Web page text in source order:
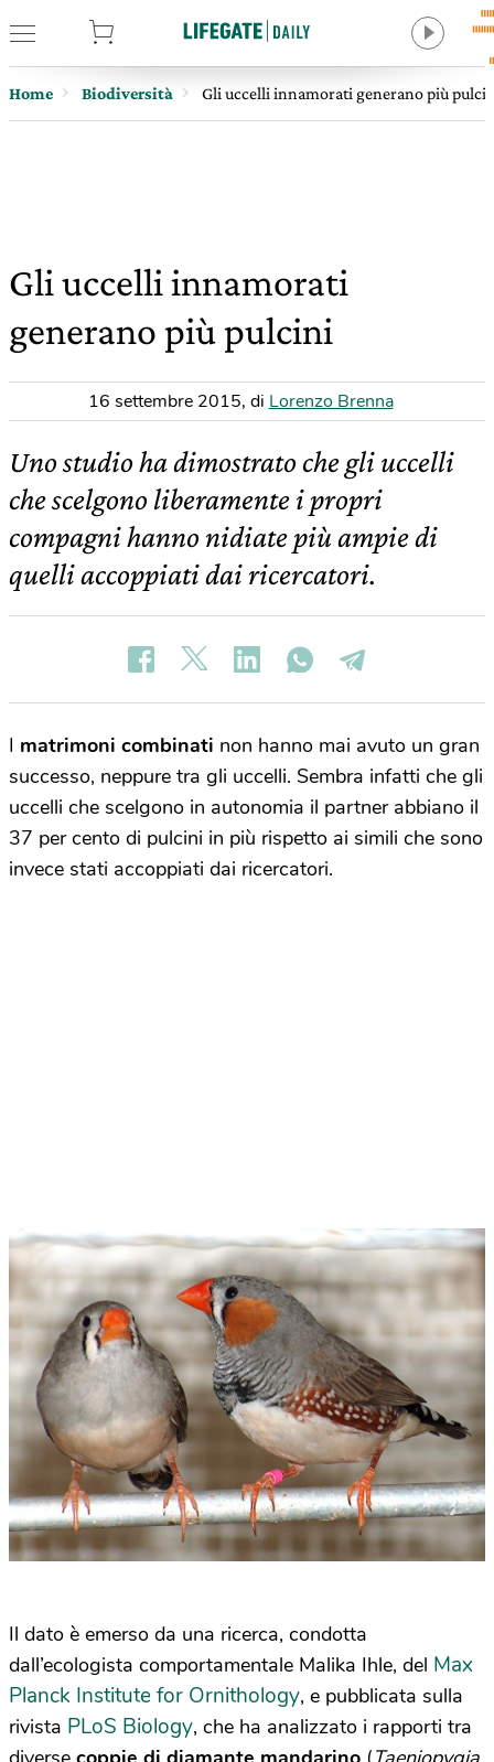
Home Biodiversità Gli uccelli innamorati generano più
Gli uccelli innamorati
generano più pulcini
16 settembre 2015, di Lorenzo Brenna
Uno studio ha dimostrato che gli uccelli
che scelgono liberamente i propri
compagni hanno nidiate più ampie di
quelli accoppiati dai ricercatori.
I matrimoni combinati non hanno mai avuto un gran
successo, neppure tra gli uccelli. Sembra infatti che gli
uccelli che scelgono in autonomia il partner abbiano il
37 per cento di pulcini in più rispetto ai simili che sono
invece stati accoppiati dai ricercatori.
Il dato è emerso da una ricerca, condotta
dall’ecologista comportamentale Malika Ihle, del Max
Planck Institute for Ornithology, e pubblicata sulla
rivista PLoS Biology, che ha analizzato i rapporti tra